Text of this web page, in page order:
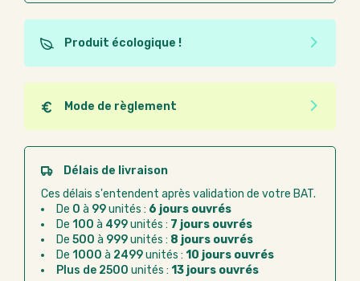
Produit écologique !
Ce produit est éco-conçu, il a été fabriqué à partir de
matériaux recyclés ou recyclables. Ces produits
peuvent plus facilement obtenir une seconde vie
après utilisation. L'origine de fabrication du produit
n'entre pas dans les critères d'éco-conception.
Mode de règlement
Quel que soit le mode de règlement, vous pouvez
passer commande en ligne sur Good Act.
Paiement CB :paiement sécurisé par carte
Virement bancaire :règlement sur facture
après la commande
Chorus Pro :règlement par mandat
administratif après la commande
Délais de livraison
Ces délais s'entendent après validation de votre BAT.
De 0 à 99unités : 6 jours ouvrés
De 100 à 499unités : 7 jours ouvrés
De 500 à 999unités : 8 jours ouvrés
De 1000 à 2499unités : 10 jours ouvrés
Plus de 2500 unités : 13 jours ouvrés